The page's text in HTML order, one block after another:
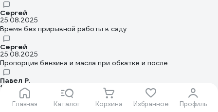
Главная Каталог Корзина Избранное Профиль
Сергей
25.08.2025
Время без прирывной работы в саду
Сергей
25.08.2025
Пропорция бензина и масла при обкатке и после
Павел Р.
10.06.2023
Добрый день, в какой пропорции бензин разводить?